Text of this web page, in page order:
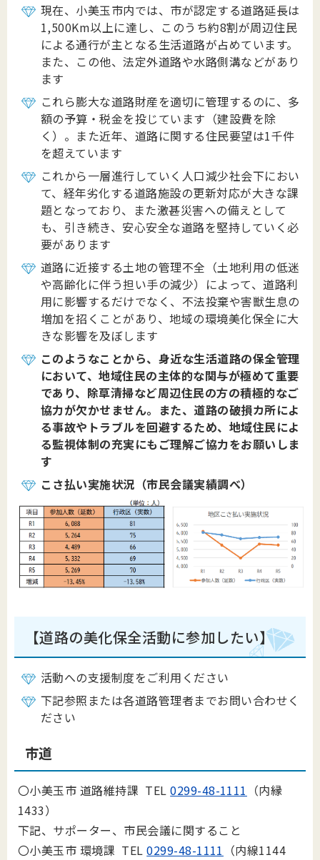
現在、小美玉市内では、市が認定する道路延長は
1,500Km以上に達し、このうち約8割が周辺住民
による通行が主となる生活道路が占めています。
また、この他、法定外道路や水路側溝などがあり
ます
これら膨大な道路財産を適切に管理するのに、多
額の予算・税金を投じています（建設費を除
く）。また近年、道路に関する住民要望は1千件
を超えています
これから一層進行していく人口減少社会下におい
て、経年劣化する道路施設の更新対応が大きな課
題となっており、また激甚災害への備えとして
も、引き続き、安心安全な道路を堅持していく必
要があります
道路に近接する土地の管理不全（土地利用の低迷
や高齢化に伴う担い手の減少）によって、道路利
用に影響するだけでなく、不法投棄や害獣生息の
増加を招くことがあり、地域の環境美化保全に大
きな影響を及ぼします
このようなことから、身近な生活道路の保全管理
において、地域住民の主体的な関与が極めて重要
であり、除草清掃など周辺住民の方の積極的なご
協力が欠かせません。また、道路の破損カ所によ
る事故やトラブルを回避するため、地域住民によ
る監視体制の充実にもご理解ご協力をお願いしま
す
こさ払い実施状況（市民会議実績調べ）
【道路の美化保全活動に参加したい】
活動への支援制度をご利用ください
下記参照または各道路管理者までお問い合わせく
ださい
市道
〇小美玉市 道路維持課 TEL0299-48-1111 （内縁
1433）
下記、サポーター、市民会議に関すること
〇小美玉市 環境課 TEL0299-48-1111 （内線1144